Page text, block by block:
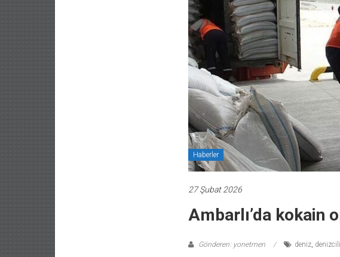
Haberler
27 Şubat 2026
Ambarlı’da kokain
Gönderen: yonetmen deniz,